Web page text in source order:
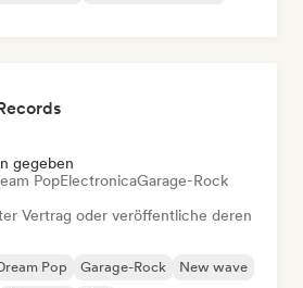
gegeben
PopElectronicaGarage-Rock
Vertrag oder veröffentliche deren
Pop Garage-Rock
New wave